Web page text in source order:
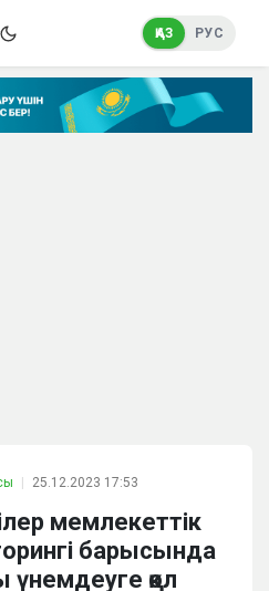
ҚАЗ РУС
25.12.2023 17:53
мемлекеттік
барысында
үнемдеуге қол